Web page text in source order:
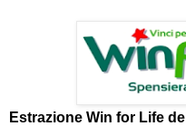
Estrazione Win for Life del